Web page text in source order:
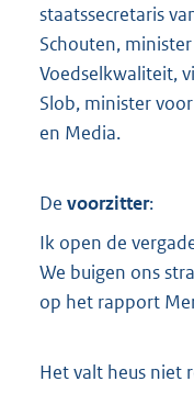
staatssecretaris
Schouten,
Voedselkwaliteit,
Slob, minister
en Media.
De voorzitter:
Ik open de
We buigen ons
op het rapport
Het valt heus niet